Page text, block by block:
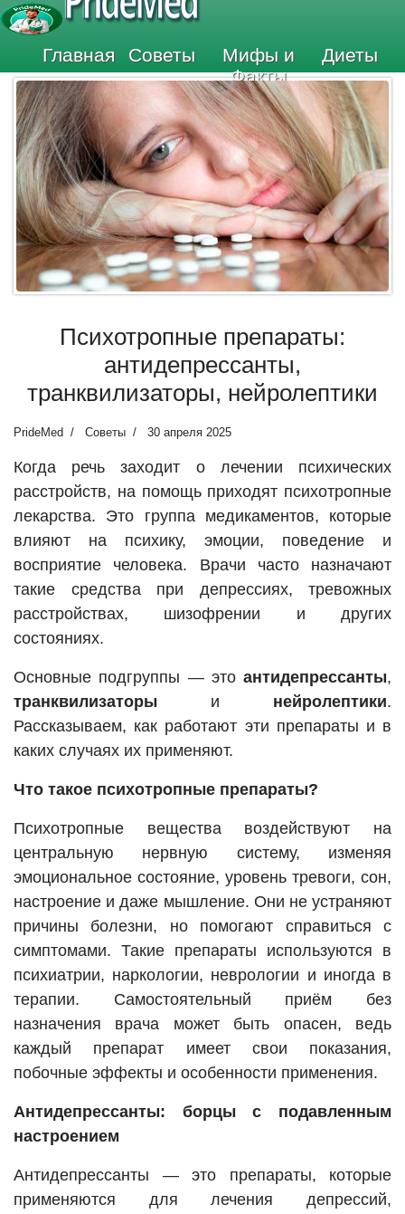
Главная Советы
Мифы и
Факты
Диеты
Психотропные препараты:
антидепрессанты,
транквилизаторы, нейролептики
PrideMed Советы 30 апреля 2025
Когда речь заходит о лечении психических
расстройств, на помощь приходят психотропные
лекарства. Это группа медикаментов, которые
влияют на психику, эмоции, поведение и
восприятие человека. Врачи часто назначают
такие средства при депрессиях, тревожных
расстройствах, шизофрении и других
состояниях.
Основные подгруппы — это антидепрессанты,
транквилизаторы и нейролептики.
Рассказываем, как работают эти препараты и в
каких случаях их применяют.
Что такое психотропные препараты?
Психотропные вещества воздействуют на
центральную нервную систему, изменяя
эмоциональное состояние, уровень тревоги, сон,
настроение и даже мышление. Они не устраняют
причины болезни, но помогают справиться с
симптомами. Такие препараты используются в
психиатрии, наркологии, неврологии и иногда в
терапии. Самостоятельный приём без
назначения врача может быть опасен, ведь
каждый препарат имеет свои показания,
побочные эффекты и особенности применения.
Антидепрессанты: борцы с подавленным
настроением
Антидепрессанты — это препараты, которые
применяются для лечения депрессий,